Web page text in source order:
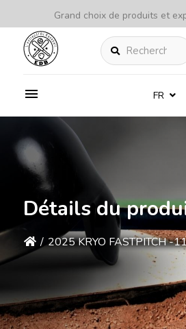
Grand choix de produits et
Rechercher
FR
Détails du
/ 2025 KRYO FASTPITCH -